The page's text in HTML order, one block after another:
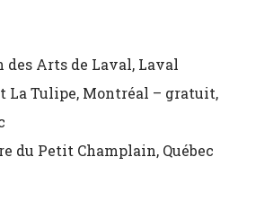
des Arts de Laval, Laval
La Tulipe, Montréal – gratuit,
du Petit Champlain, Québec